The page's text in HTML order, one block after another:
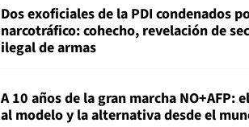
Dos exoficiales de la PDI condenados
narcotráfico: cohecho, revelación de
ilegal de armas
A 10 años de la gran marcha NO+AFP:
al modelo y la alternativa desde el